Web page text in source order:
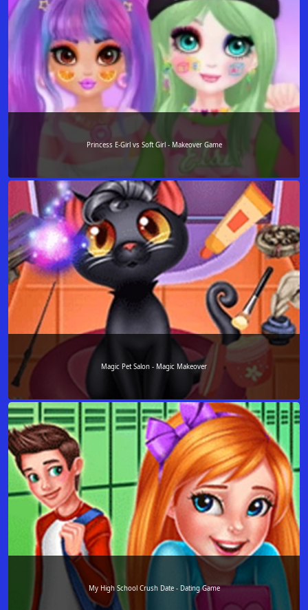
Princess E-Girl vs Soft Girl - Makeover Game
Magic Pet Salon - Magic Makeover
My High School Crush Date - Dating Game